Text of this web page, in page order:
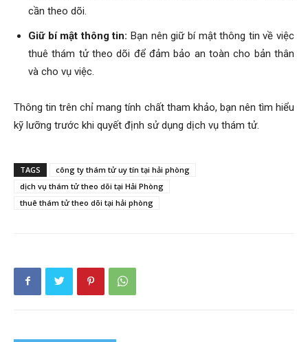
thám
cần theo dõi.
Giữ bí mật thông tin: Bạn nên giữ bí mật thông tin về việc
thuê thám tử theo dõi để đảm bảo an toàn cho bản thân
và cho vụ việc.
Thông tin trên chỉ mang tính chất tham khảo, bạn nên tìm hiểu
kỹ lưỡng trước khi quyết định sử dụng dịch vụ thám tử.
TAGS
công ty thám tử uy tín tại hải phòng
dịch vụ thám tử theo dõi tại Hải Phòng
thuê thám tử theo dõi tại hải phòng